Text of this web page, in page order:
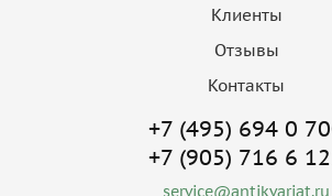
Клиенты
Отзывы
Контакты
+7 (495) 694 0
+7 (905) 716 6
service@antikvariat.ru